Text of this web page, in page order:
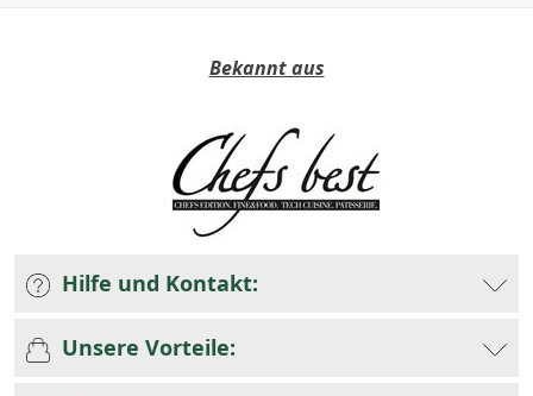
Bekannt aus
Hilfe und Kontakt:
Unsere Vorteile: